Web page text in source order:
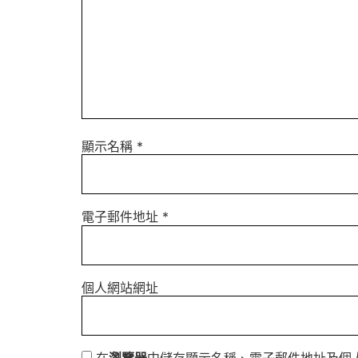
顯示名稱 *
電子郵件地址 *
個人網站網址